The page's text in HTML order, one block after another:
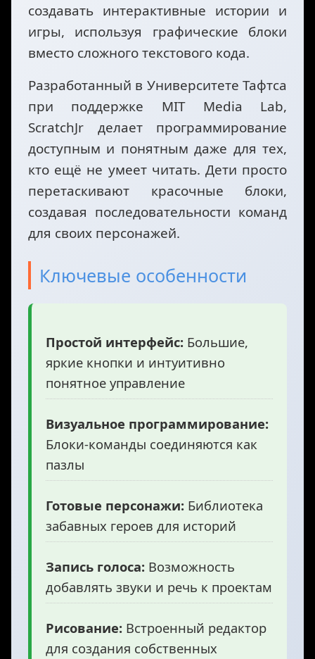
создавать интерактивные истории и
игры, используя графические блоки
вместо сложного текстового кода.
Разработанный в Университете Тафтса
при поддержке MIT Media Lab,
ScratchJr делает программирование
доступным и понятным даже для тех,
кто ещё не умеет читать. Дети просто
перетаскивают красочные блоки,
создавая последовательности команд
для своих персонажей.
Ключевые особенности
Простой интерфейс: Большие,
яркие кнопки и интуитивно
понятное управление
Визуальное программирование:
Блоки-команды соединяются как
пазлы
Готовые персонажи: Библиотека
забавных героев для историй
Запись голоса: Возможность
добавлять звуки и речь к проектам
Рисование: Встроенный редактор
для создания собственных